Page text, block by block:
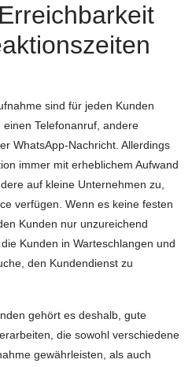
sind für jeden Kunden
Telefonanruf, andere
WhatsApp-Nachricht. Allerdings
immer mit erheblichem Aufwand
auf kleine Unternehmen zu,
verfügen. Wenn es keine festen
Kunden nur unzureichend
Kunden in Warteschlangen und
den Kundendienst zu
gehört es deshalb, gute
die sowohl verschiedene
gewährleisten, als auch